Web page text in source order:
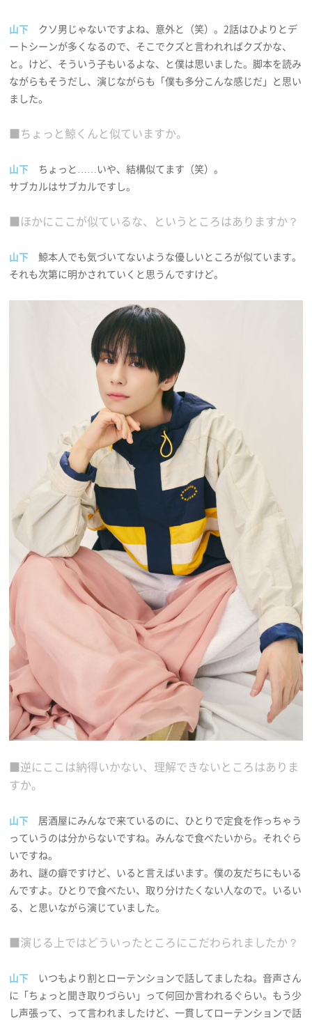
山下 クソ男じゃないですよね、意外と（笑）。2話はひよりとデ
ートシーンが多くなるので、そこでクズと言われればクズかな、
と。けど、そういう子もいるよな、と僕は思いました。脚本を読み
ながらもそうだし、演じながらも「僕も多分こんな感じだ」と思い
ました。
■ちょっと鯨くんと似ていますか。
山下 ちょっと……いや、結構似てます（笑）。
サブカルはサブカルですし。
■ほかにここが似ているな、というところはありますか？
山下 鯨本人でも気づいてないような優しいところが似ています。
それも次第に明かされていくと思うんですけど。
■逆にここは納得いかない、理解できないところはありま
すか。
山下 居酒屋にみんなで来ているのに、ひとりで定食を作っちゃう
っていうのは分からないですね。みんなで食べたいから。それぐら
いですね。
あれ、謎の癖ですけど、いると言えばいます。僕の友だちにもいる
んですよ。ひとりで食べたい、取り分けたくない人なので。いるい
る、と思いながら演じていました。
■演じる上ではどういったところにこだわられましたか？
山下 いつもより割とローテンションで話してましたね。音声さん
に「ちょっと聞き取りづらい」って何回か言われるぐらい。もう少
し声張って、って言われましたけど、一貫してローテンションで話